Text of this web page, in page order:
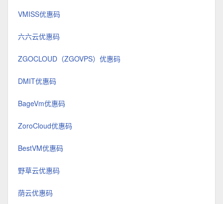
VMISS优惠码
六六云优惠码
ZGOCLOUD（ZGOVPS）优惠码
DMIT优惠码
BageVm优惠码
ZoroCloud优惠码
BestVM优惠码
野草云优惠码
荫云优惠码